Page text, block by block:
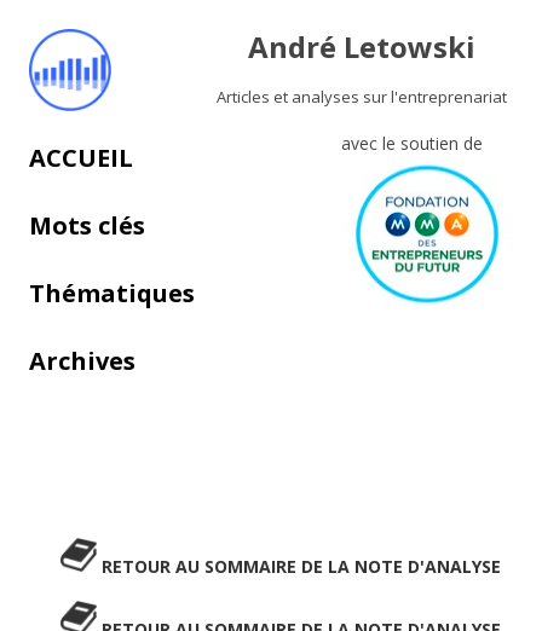
André Letowski
Articles et analyses sur l'entreprenariat
avec le soutien de
Aller au contenu principal
ACCUEIL
Mots clés
Thématiques
Archives
RETOUR AU SOMMAIRE DE LA NOTE D'ANALYSE